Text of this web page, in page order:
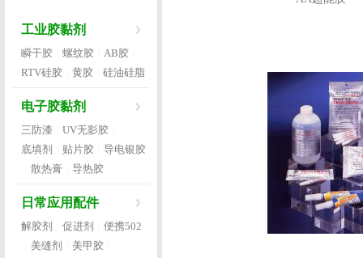
工业胶黏剂
瞬干胶 螺纹胶 AB胶
RTV硅胶 黄胶 硅油硅脂
电子胶黏剂
三防漆 UV无影胶
底填剂 贴片胶 导电银胶
散热膏 导热胶
日常应用配件
解胶剂 促进剂 便携502
美缝剂 美甲胶